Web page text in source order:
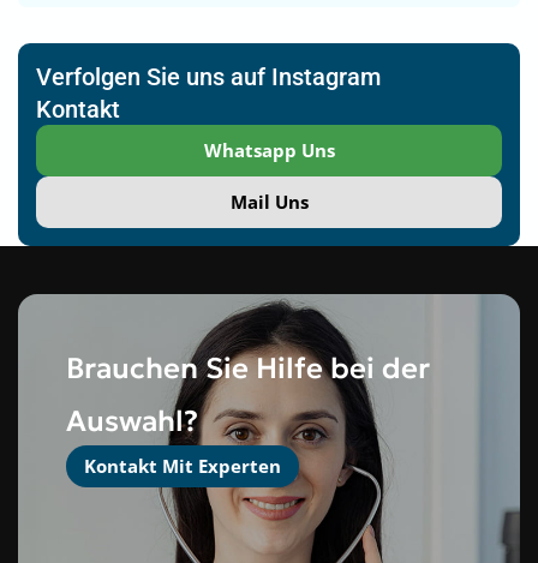
Verfolgen Sie uns auf Instagram
Kontakt
Whatsapp Uns
Mail Uns
Brauchen Sie Hilfe bei der
Auswahl?
Kontakt Mit Experten